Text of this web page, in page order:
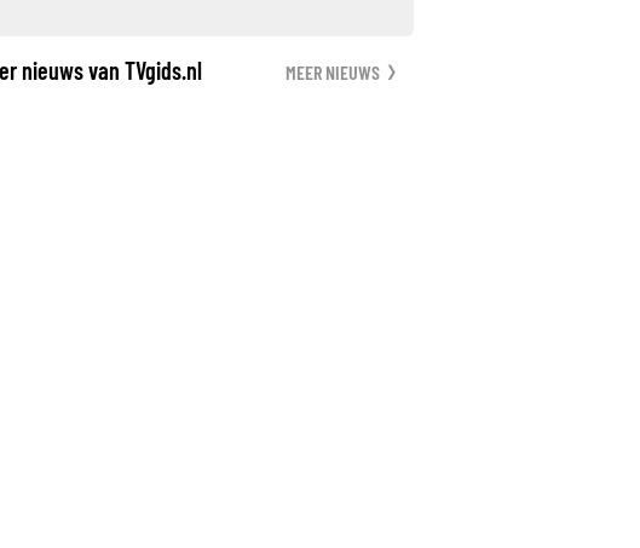
nieuws van TVgids.nl MEER NIEUWS